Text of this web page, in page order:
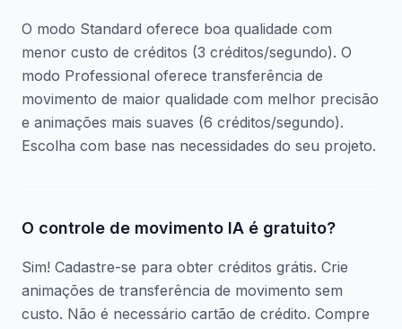
O modo Standard oferece boa qualidade com
menor custo de créditos (3 créditos/segundo). O
modo Professional oferece transferência de
movimento de maior qualidade com melhor precisão
e animações mais suaves (6 créditos/segundo).
Escolha com base nas necessidades do seu projeto.
O controle de movimento IA é gratuito?
Sim! Cadastre-se para obter créditos grátis. Crie
animações de transferência de movimento sem
custo. Não é necessário cartão de crédito. Compre